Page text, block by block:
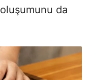
da